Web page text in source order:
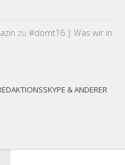
zu #domt16 | Was wir in
& ANDERER